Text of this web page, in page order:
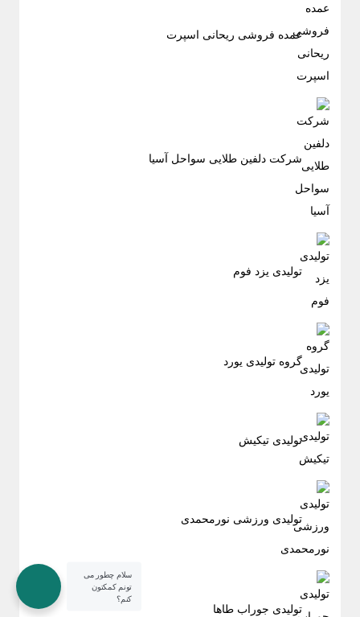
عمده فروشی ریحانی اسپرت
شرکت دلفین طلایی سواحل آسیا
تولیدی یزد فوم
گروه تولیدی یورد
تولیدی تیکیش
تولیدی ورزشی نورمحمدی
تولیدی جوراب طاها
سلام چطور می
تونم کمکتون
کنم؟